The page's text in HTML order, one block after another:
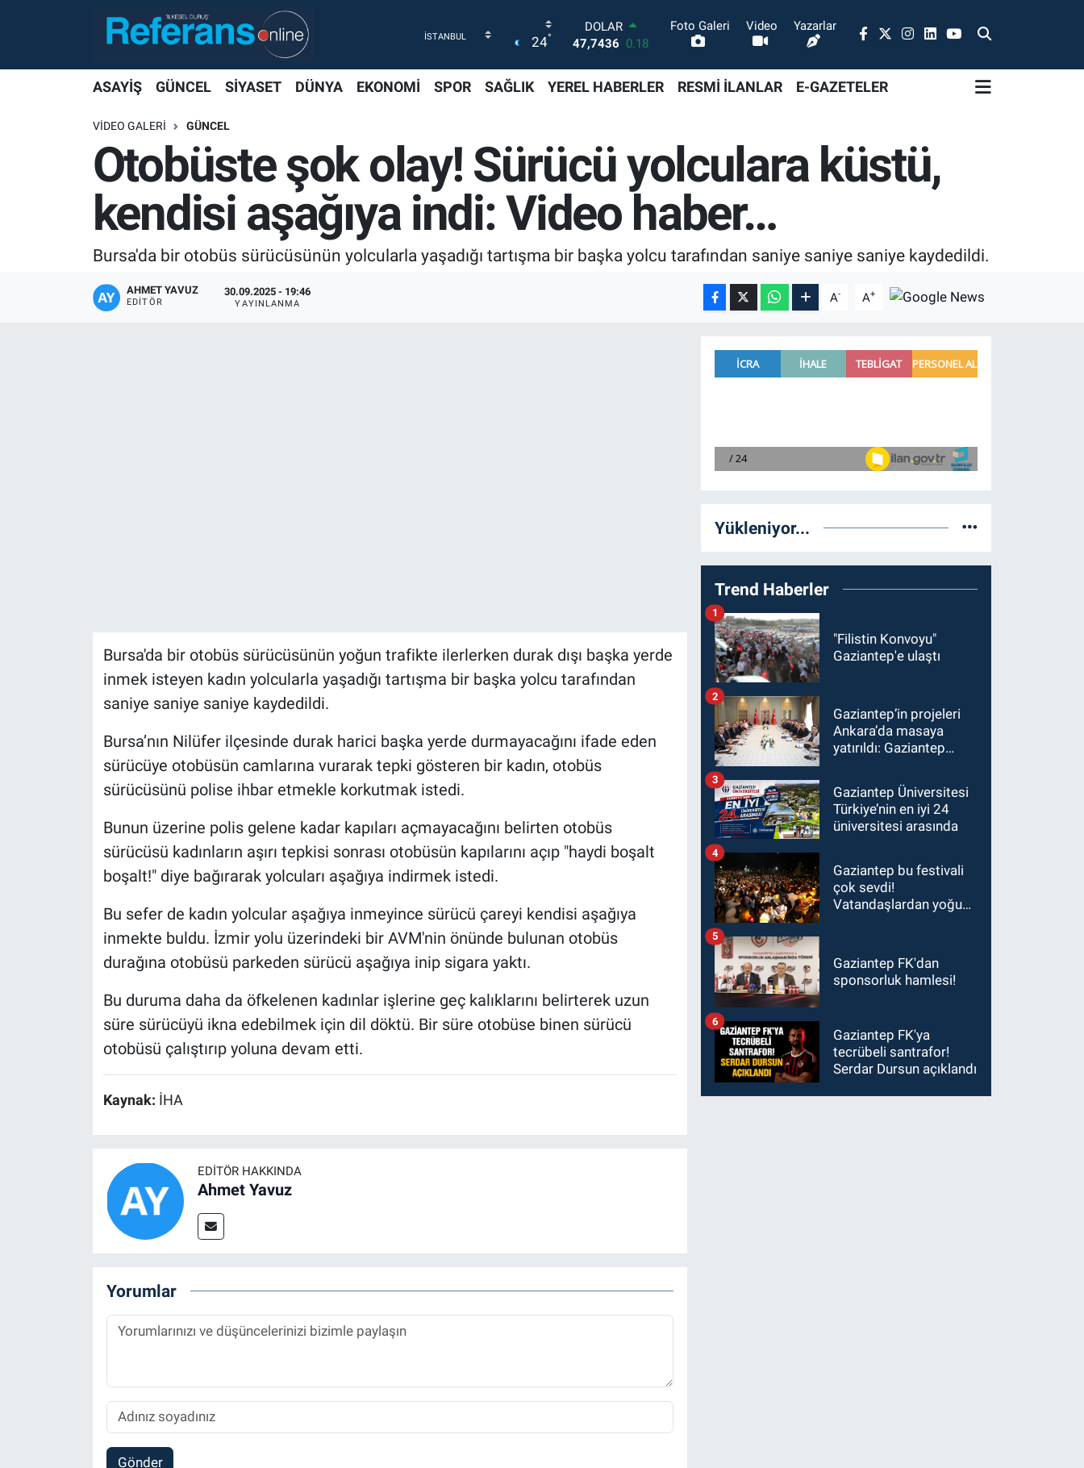
24°
DOLAR
47,7436 0.18
STERLİN
6660.55
BİST100
13.779
-14
BITCOIN
64.959,79
1.11
Foto Galeri Video Yazarlar
ASAYİŞ GÜNCEL SİYASET DÜNYA EKONOMİ SPOR SAĞLIK YEREL HABERLER RESMİ İLANLAR E-GAZETELER
VIDEO GALERI GÜNCEL
Otobüste şok olay! Sürücü yolculara küstü,
kendisi aşağıya indi: Video haber…
Bursa'da bir otobüs sürücüsünün yolcularla yaşadığı tartışma bir başka yolcu tarafından saniye saniye saniye kaydedildi.
AHMET YAVUZ
EDITÖR
30.09.2025 - 19:46
YAYINLANMA A- A+
Bursa'da bir otobüs sürücüsünün yoğun trafikte ilerlerken durak dışı başka yerde
inmek isteyen kadın yolcularla yaşadığı tartışma bir başka yolcu tarafından
saniye saniye saniye kaydedildi.
Bursa’nın Nilüfer ilçesinde durak harici başka yerde durmayacağını ifade eden
sürücüye otobüsün camlarına vurarak tepki gösteren bir kadın, otobüs
sürücüsünü polise ihbar etmekle korkutmak istedi.
Bunun üzerine polis gelene kadar kapıları açmayacağını belirten otobüs
sürücüsü kadınların aşırı tepkisi sonrası otobüsün kapılarını açıp "haydi boşalt
boşalt!" diye bağırarak yolcuları aşağıya indirmek istedi.
Bu sefer de kadın yolcular aşağıya inmeyince sürücü çareyi kendisi aşağıya
inmekte buldu. İzmir yolu üzerindeki bir AVM'nin önünde bulunan otobüs
durağına otobüsü parkeden sürücü aşağıya inip sigara yaktı.
Bu duruma daha da öfkelenen kadınlar işlerine geç kalıklarını belirterek uzun
süre sürücüyü ikna edebilmek için dil döktü. Bir süre otobüse binen sürücü
otobüsü çalıştırıp yoluna devam etti.
Kaynak: İHA
EDITÖR HAKKINDA
Ahmet Yavuz
Yorumlar
Gönder
Yükleniyor...
Trend Haberler
"Filistin Konvoyu"
Gaziantep'e ulaştı
1
Gaziantep’in projeleri
Ankara’da masaya
yatırıldı: Gaziantep
Şimşek’e ziyaret!
2
Gaziantep Üniversitesi
Türkiye’nin en iyi 24
üniversitesi arasında
3
Gaziantep bu festivali
çok sevdi!
Vatandaşlardan yoğun
4
Gaziantep FK'dan
sponsorluk hamlesi!
5
Gaziantep FK'ya
tecrübeli santrafor!
Serdar Dursun açıklandı
6